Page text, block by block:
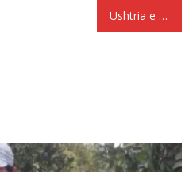
Ushtria e Kosovës: Numërimi mbrapsht ka filluar